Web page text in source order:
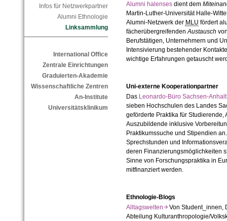
Infos für Netzwerkpartner
Alumni Ethnologie
Linksammlung
International Office
Zentrale Einrichtungen
Graduierten-Akademie
Wissenschaftliche Zentren
An-Institute
Universitätsklinikum
Alumni halensesdient dem
Martin-Luther-Universität Halle-
Alumni-Netzwerk der MLU fördert
fächerübergreifendenAustausch
Berufstätigen, Unternehmern und
Intensivierung bestehender
wichtige Erfahrungen getauscht
Uni-externe Kooperationpartner
Das Leonardo-Büro Sachsen-
sieben Hochschulen des Landes
geförderte Praktika für
Auszubildende inklusive
Praktikumssuche und Stipendien
Sprechstunden und
deren Finanzierungsmöglichkeiten
Sinne von Forschungspraktika in
mitfinanziert werden.
Ethnologie-Blogs
Alltagswelten Von Student_innen,
Abteilung Kulturanthropologie/